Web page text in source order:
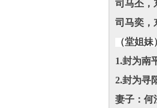
司马丕，
司马奕，
（堂姐妹
1.封为南
2.封为寻
妻子：何